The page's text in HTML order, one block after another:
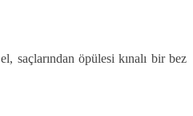
saçlarından öpülesi kınalı bir bez